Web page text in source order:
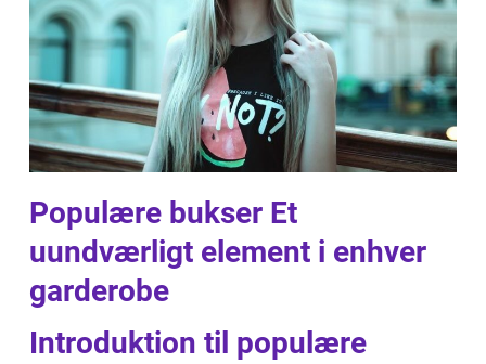
Populære bukser Et
uundværligt element i enhver
garderobe
Introduktion til populære